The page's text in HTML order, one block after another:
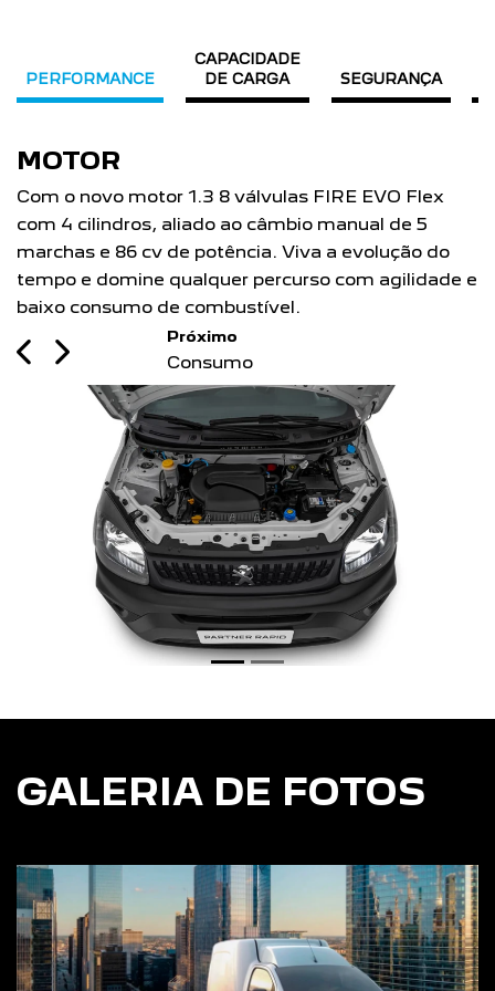
PERFORMANCE
CAPACIDADE
DE CARGA
SEGURANÇA
Flex
de 5
do
agilidade e
CONSUMO
A Partner Rapid possui nota A no Inmetro.
baixo consumo de combustível, faz até
em áreas urbanas e 12,4 km/l (gasolina) em
estradas.
Previous
Next
GALERIA DE FOTOS